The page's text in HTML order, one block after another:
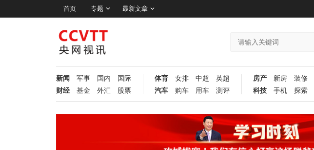
首页 专题 最新文章
新闻 军事 国内
国际
财经
基金 外汇 股票
体育 女排 中超
英超
汽车
购车 用车 测评
房产 新房 装修
科技
手机 探索